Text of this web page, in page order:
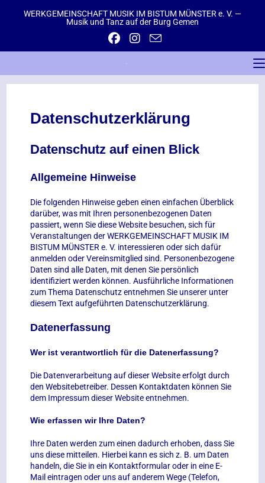
WERKGEMEINSCHAFT MUSIK IM BISTUM MÜNSTER e. V. —
Musik und Tanz auf der Burg Gemen
Datenschutzerklärung
Datenschutz auf einen Blick
Allgemeine Hinweise
Die folgenden Hinweise geben einen einfachen Überblick
darüber, was mit Ihren personenbezogenen Daten
passiert, wenn Sie diese Website besuchen, sich für
Veranstaltungen der WERKGEMEINSCHAFT MUSIK IM
BISTUM MÜNSTER e. V. interessieren oder sich dafür
anmelden oder Vereinsmitglied sind. Personenbezogene
Daten sind alle Daten, mit denen Sie persönlich
identifiziert werden können. Ausführliche Informationen
zum Thema Datenschutz entnehmen Sie unserer unter
diesem Text aufgeführten Datenschutzerklärung.
Datenerfassung
Wer ist verantwortlich für die Datenerfassung?
Die Datenverarbeitung auf dieser Website erfolgt durch
den Websitebetreiber. Dessen Kontaktdaten können Sie
dem Impressum dieser Website entnehmen.
Wie erfassen wir Ihre Daten?
Ihre Daten werden zum einen dadurch erhoben, dass Sie
uns diese mitteilen. Hierbei kann es sich z. B. um Daten
handeln, die Sie in ein Kontaktformular oder in eine E-
Mail eintragen oder uns auf anderem Wege (Telefon,